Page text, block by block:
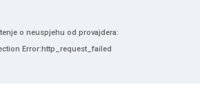
o neuspjehu od provajdera:
Error:http_request_failed